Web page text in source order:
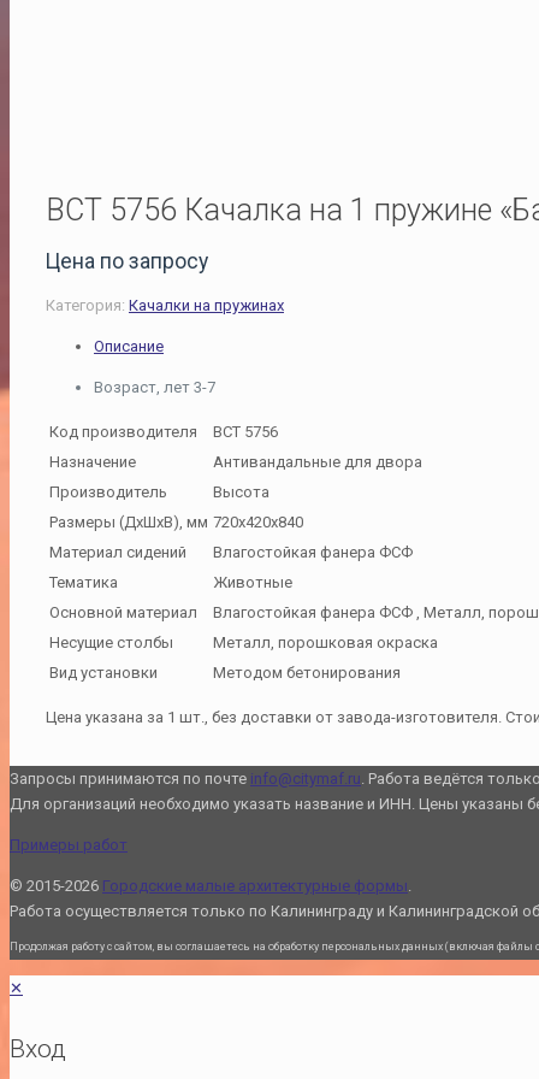
ВСТ 5756 Качалка на 1 пружине
Цена по запросу
Категория: Качалки на пружинах
Описание
Возраст, лет 3-7
Код производителя
ВСТ 5756
Назначение
Антивандальные для двора
Производитель
Высота
Размеры (ДхШхВ), мм 720х420х840
Материал сидений
Влагостойкая фанера ФСФ
Тематика
Животные
Основной материал
Влагостойкая фанера ФСФ , Металл,
Несущие столбы
Металл, порошковая окраска
Вид установки
Методом бетонирования
Цена указана за 1 шт., без доставки от завода-изготовителя.
Запросы принимаются по почте info@citymaf.ru . Работа ведётся
Для организаций необходимо указать название и ИНН. Цены указаны
Примеры работ
© 2015-2026 Городские малые архитектурные формы
Работа осуществляется только по Калининграду и Калининградской
Продолжая работу с сайтом, вы соглашаетесь на обработку персональных данных (включая
✕
Вход